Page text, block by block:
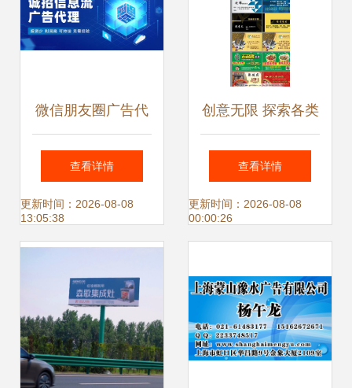
微信朋友圈广告代
理政策解读 全媒体
广告全国招募合作
商，携手共创数字
营销新未来
查看详情
更新时间：2026-08-08
13:05:38
创意无限 探索各类
名片模版与广告代
理服务
查看详情
更新时间：2026-08-08
00:00:26